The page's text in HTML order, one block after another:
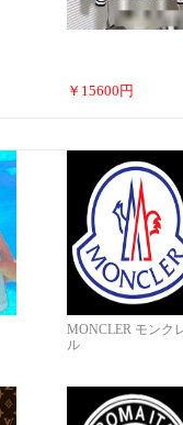
￥ 15600 円
MONCLER モンク
ル